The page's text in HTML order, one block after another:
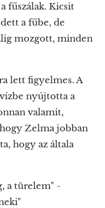
fűszálak. Kicsit
a fűbe, de
mozgott, minden
lett figyelmes. A
nyújtotta a
valamit,
Zelma jobban
hogy az általa
a türelem" -